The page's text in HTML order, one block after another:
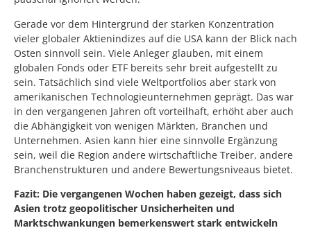
Gerade vor dem Hintergrund der starken Konzentration
vieler globaler Aktienindizes auf die USA kann der Blick nach
Osten sinnvoll sein. Viele Anleger glauben, mit einem
globalen Fonds oder ETF bereits sehr breit aufgestellt zu
sein. Tatsächlich sind viele Weltportfolios aber stark von
amerikanischen Technologieunternehmen geprägt. Das war
in den vergangenen Jahren oft vorteilhaft, erhöht aber auch
die Abhängigkeit von wenigen Märkten, Branchen und
Unternehmen. Asien kann hier eine sinnvolle Ergänzung
sein, weil die Region andere wirtschaftliche Treiber, andere
Branchenstrukturen und andere Bewertungsniveaus bietet.
Fazit: Die vergangenen Wochen haben gezeigt, dass sich
Asien trotz geopolitischer Unsicherheiten und
Marktschwankungen bemerkenswert stark entwickeln